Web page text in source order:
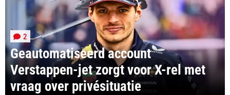
Geautomatiseerd account
Verstappen-jet zorgt voor X-rel met
vraag over privésituatie
2